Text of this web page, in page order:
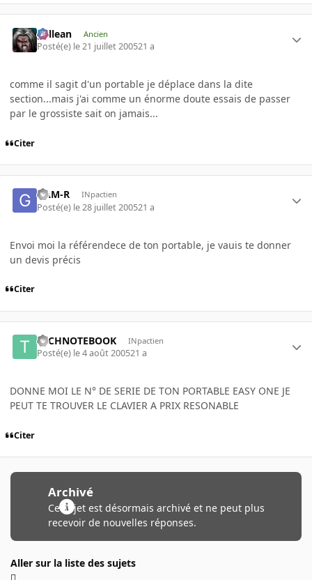
gallean Ancien
Posté(e) le 21 juillet 200521 a
comme il sagit d'un portable je déplace dans la dite
section...mais j'ai comme un énorme doute essais de passer
par le grossiste sait on jamais...
Citer
GAM-R INpactien
Posté(e) le 28 juillet 200521 a
Envoi moi la référendece de ton portable, je vauis te donner
un devis précis
Citer
TECHNOTEBOOK INpactien
Posté(e) le 4 août 200521 a
DONNE MOI LE N° DE SERIE DE TON PORTABLE EASY ONE JE
PEUT TE TROUVER LE CLAVIER A PRIX RESONABLE
Citer
Archivé
Ce sujet est désormais archivé et ne peut plus
recevoir de nouvelles réponses.
Aller sur la liste des sujets